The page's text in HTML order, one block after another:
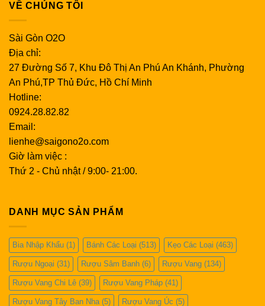
VỀ CHÚNG TÔI
Sài Gòn O2O
Địa chỉ:
27 Đường Số 7, Khu Đô Thị An Phú An Khánh, Phường
An Phú,TP Thủ Đức, Hồ Chí Minh
Hotline:
0924.28.82.82
Email:
lienhe@saigono2o.com
Giờ làm việc :
Thứ 2 - Chủ nhật / 9:00- 21:00.
DANH MỤC SẢN PHẨM
Bia Nhập Khẩu (1) Bánh Các Loại (513) Kẹo Các Loại (463)
Rượu Ngoại (31) Rượu Sâm Banh (6) Rượu Vang (134)
Rượu Vang Chi Lê (39) Rượu Vang Pháp (41)
Rượu Vang Tây Ban Nha (5) Rượu Vang Úc (5)